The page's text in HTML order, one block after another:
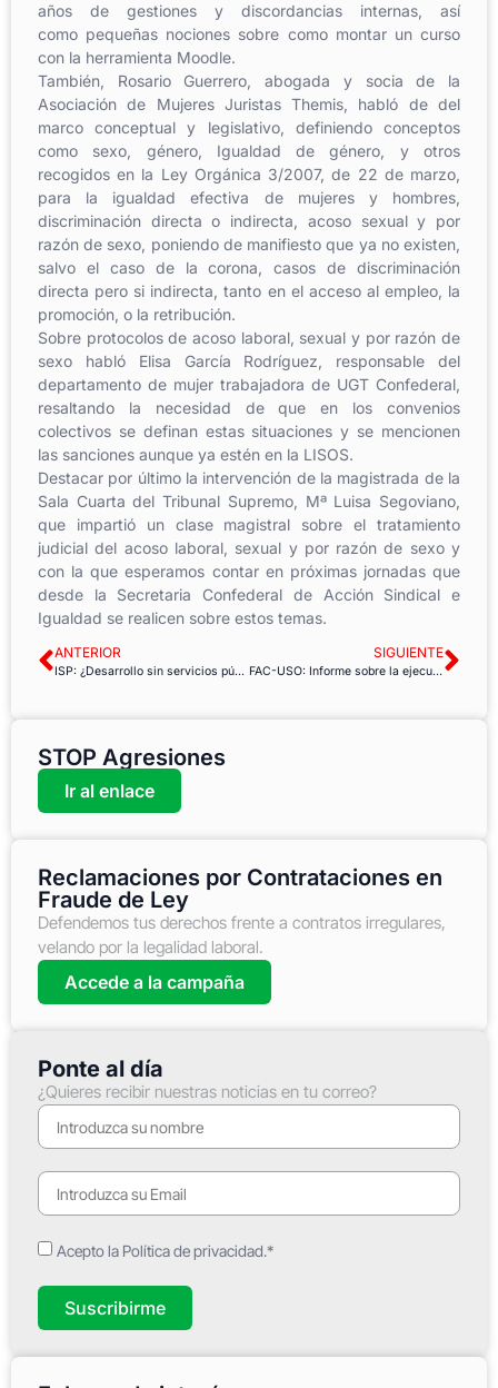
años de gestiones y discordancias internas, así
como pequeñas nociones sobre como montar un curso
con la herramienta Moodle.
También, Rosario Guerrero, abogada y socia de la
Asociación de Mujeres Juristas Themis, habló de del
marco conceptual y legislativo, definiendo conceptos
como sexo, género, Igualdad de género, y otros
recogidos en la Ley Orgánica 3/2007, de 22 de marzo,
para la igualdad efectiva de mujeres y hombres,
discriminación directa o indirecta, acoso sexual y por
razón de sexo, poniendo de manifiesto que ya no existen,
salvo el caso de la corona, casos de discriminación
directa pero si indirecta, tanto en el acceso al empleo, la
promoción, o la retribución.
Sobre protocolos de acoso laboral, sexual y por razón de
sexo habló Elisa García Rodríguez, responsable del
departamento de mujer trabajadora de UGT Confederal,
resaltando la necesidad de que en los convenios
colectivos se definan estas situaciones y se mencionen
las sanciones aunque ya estén en la LISOS.
Destacar por último la intervención de la magistrada de la
Sala Cuarta del Tribunal Supremo, Mª Luisa Segoviano,
que impartió un clase magistral sobre el tratamiento
judicial del acoso laboral, sexual y por razón de sexo y
con la que esperamos contar en próximas jornadas que
desde la Secretaria Confederal de Acción Sindical e
Igualdad se realicen sobre estos temas.
ANTERIOR
ISP: ¿Desarrollo sin servicios públicos?
SIGUIENTE
FAC-USO: Informe sobre la ejecución de la reforma de las Administraciones Públicas
STOP Agresiones
Ir al enlace
Reclamaciones por Contrataciones en
Fraude de Ley
Defendemos tus derechos frente a contratos irregulares,
velando por la legalidad laboral.
Accede a la campaña
Ponte al día
¿Quieres recibir nuestras noticias en tu correo?
Acepto la Política de privacidad.*
Suscribirme